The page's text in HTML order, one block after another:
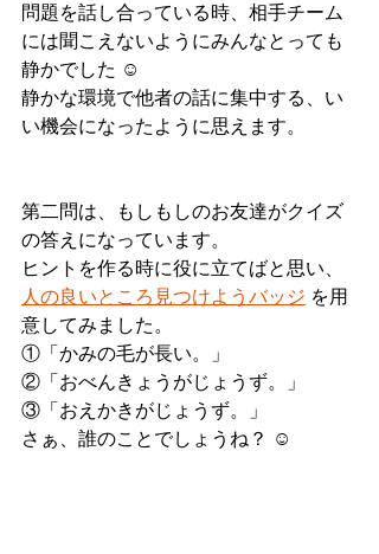
問題を話し合っている時、相手チーム
には聞こえないようにみんなとっても
静かでした ☺︎
静かな環境で他者の話に集中する、い
い機会になったように思えます。
第二問は、もしもしのお友達がクイズ
の答えになっています。
ヒントを作る時に役に立てばと思い、
人の良いところ見つけようバッジ を用
意してみました。
①「かみの毛が長い。」
②「おべんきょうがじょうず。」
③「おえかきがじょうず。」
さぁ、誰のことでしょうね？ ☺︎